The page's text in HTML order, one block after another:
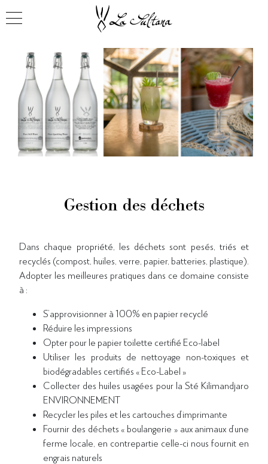
Gestion des déchets
Dans chaque propriété, les déchets sont pesés, triés et
recyclés (compost, huiles, verre, papier, batteries, plastique).
Adopter les meilleures pratiques dans ce domaine consiste
à :
S’approvisionner à 100% en papier recyclé
Réduire les impressions
Opter pour le papier toilette certifié Eco-label
Utiliser les produits de nettoyage non-toxiques et
biodégradables certifiés « Eco-Label »
Collecter des huiles usagées pour la Sté Kilimandjaro
ENVIRONNEMENT
Recycler les piles et les cartouches d’imprimante
Fournir des déchets « boulangerie » aux animaux d’une
ferme locale, en contrepartie celle-ci nous fournit en
engrais naturels